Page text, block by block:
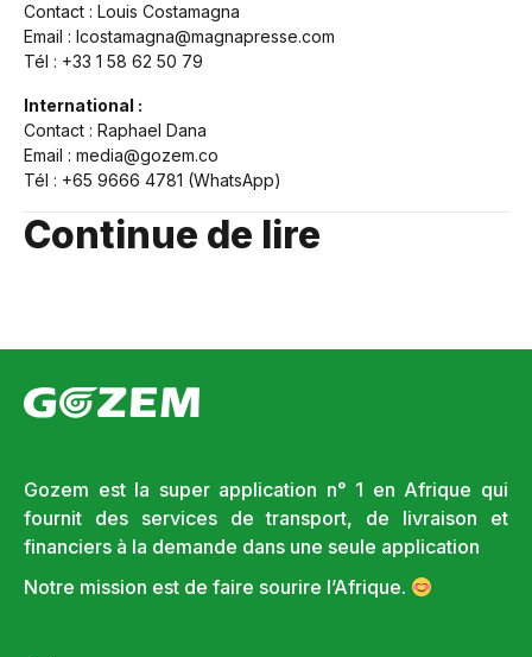
Contact : Louis Costamagna
Email : lcostamagna@magnapresse.com
Tél : +33 1 58 62 50 79
International :
Contact : Raphael Dana
Email : media@gozem.co
Tél : +65 9666 4781 (WhatsApp)
Continue de lire
Gozem est la super application n° 1 en Afrique qui
fournit des services de transport, de livraison et
financiers à la demande dans une seule application
Notre mission est de faire sourire l’Afrique.